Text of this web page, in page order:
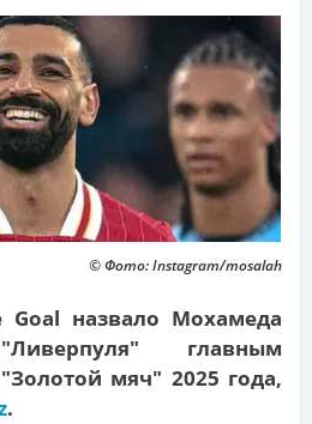
© Фото: Instagram/mosalah
Goal назвало Мохамеда
главным
мяч" 2025 года,
.